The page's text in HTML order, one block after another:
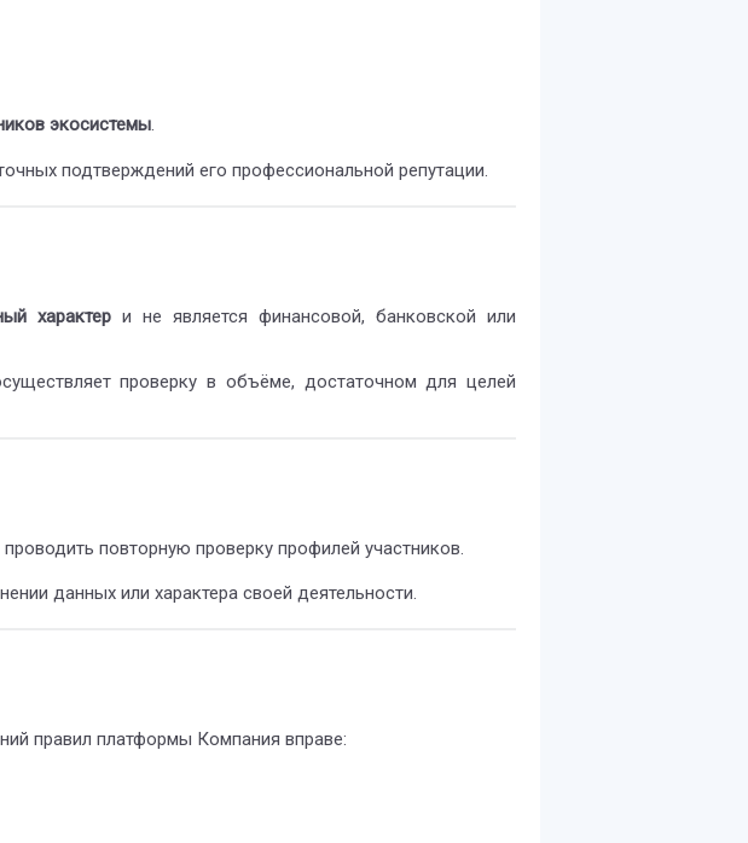
экосистемы.
подтверждений его профессиональной репутации.
характери не является финансовой, банковской или
проверку в объёме, достаточном для целей
повторную проверку профилей участников.
данных или характера своей деятельности.
правил платформы Компания вправе: